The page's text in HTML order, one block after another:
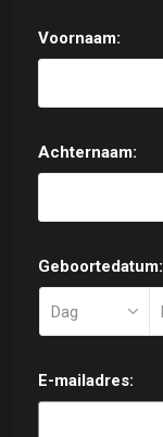
Voornaam:
Achternaam:
Geboortedatum:
E-mailadres: